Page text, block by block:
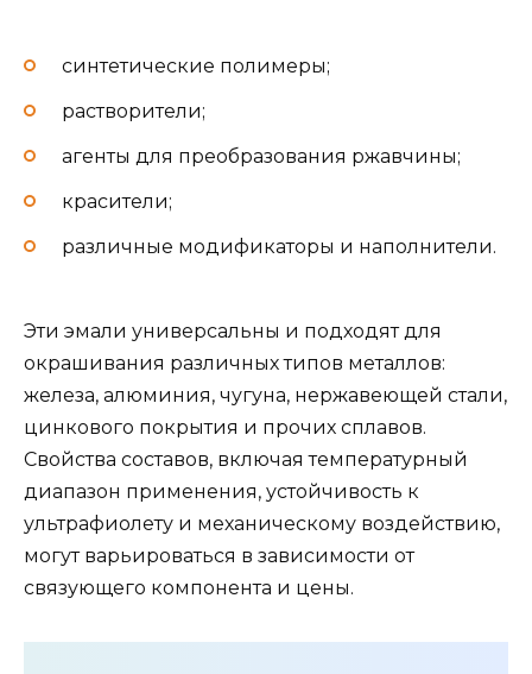
синтетические полимеры;
растворители;
агенты для преобразования ржавчины;
красители;
различные модификаторы и наполнители.
Эти эмали универсальны и подходят для
окрашивания различных типов металлов:
железа, алюминия, чугуна, нержавеющей стали,
цинкового покрытия и прочих сплавов.
Свойства составов, включая температурный
диапазон применения, устойчивость к
ультрафиолету и механическому воздействию,
могут варьироваться в зависимости от
связующего компонента и цены.